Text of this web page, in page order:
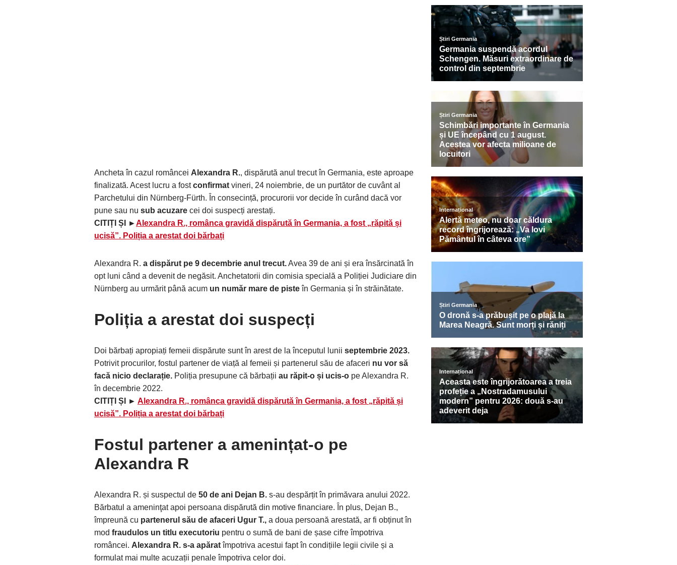
Ancheta în cazul româncei Alexandra R., dispărută anul trecut în Germania, este aproape
finalizată. Acest lucru a fostconfirmat vineri, 24 noiembrie, de un purtător de cuvânt al
Parchetului din Nürnberg-Fürth. În consecință, procurorii vor decide în curând dacă vor
pune sau nu sub acuzare cei doi suspecți arestați.
CITIȚI ȘI ►Alexandra R., românca gravidă dispărută în Germania, a fost „răpită și
ucisă”. Poliția a arestat doi bărbați
Alexandra R. a dispărut pe 9 decembrie anul trecut.Avea 39 de ani și era însărcinată în
opt luni când a devenit de negăsit. Anchetatorii din comisia specială a Poliției Judiciare din
Nürnberg au urmărit până acum un număr mare de pisteîn Germania și în străinătate.
Poliția a arestat doi suspecți
Doi bărbați apropiați femeii dispărute sunt în arest de la începutul lunii septembrie 2023.
Potrivit procurilor, fostul partener de viață al femeii și partenerul său de afaceri nu vor să
facă nicio declarație. Poliția presupune că bărbații au răpit-o și ucis-o pe Alexandra R.
în decembrie 2022.
CITIȚI ȘI ► Alexandra R., românca gravidă dispărută în Germania, a fost „răpită și
ucisă”. Poliția a arestat doi bărbați
Fostul partener a amenințat-o pe
Alexandra R
Alexandra R. și suspectul de 50 de ani Dejan B. s-au despărțit în primăvara anului 2022.
Bărbatul a ameninţat apoi persoana dispărută din motive financiare. În plus, Dejan B.,
împreună cu partenerul său de afaceri Ugur T., a doua persoană arestată, ar fi obținut în
mod fraudulos un titlu executoriu pentru o sumă de bani de șase cifre împotriva
româncei. Alexandra R. s-a apăratîmpotriva acestui fapt în condițiile legii civile și a
formulat mai multe acuzații penale împotriva celor doi.